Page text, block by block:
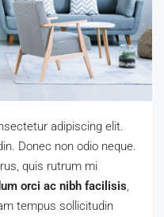
adipiscing elit.
Donec non odio neque.
quis rutrum mi
orci ac nibh facilisis,
tempus sollicitudin